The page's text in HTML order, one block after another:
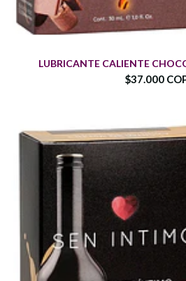
LUBRICANTE CALIENTE
$37.000